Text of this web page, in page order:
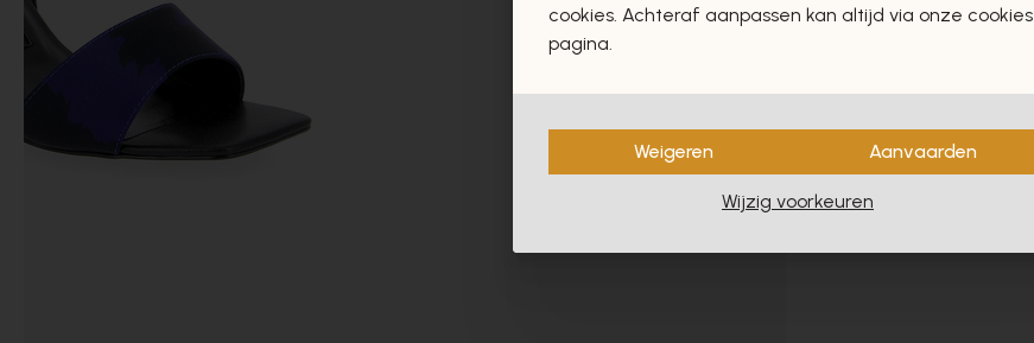
cookies. Achteraf aanpassen kan altijd via onze cookies
pagina.
Weigeren Aanvaarden
Wijzig voorkeuren